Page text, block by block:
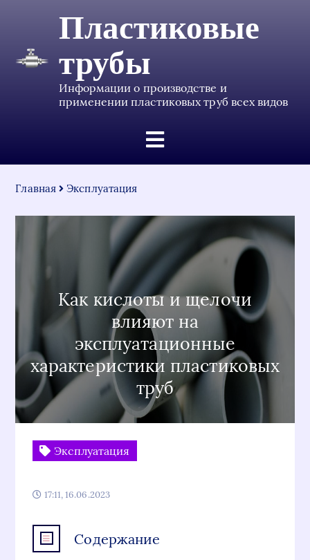
Пластиковые
трубы
Информации о производстве и
применении пластиковых труб всех видов
Главная Эксплуатация
Как кислоты и щелочи
влияют на
эксплуатационные
характеристики пластиковых
труб
Эксплуатация
17:11, 16.06.2023
Содержание